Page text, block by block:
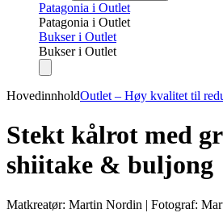
Patagonia i Outlet
Patagonia i Outlet
Bukser i Outlet
Bukser i Outlet
HovedinnholdOutlet – Høy kvalitet til
Stekt kålrot med
shiitake & buljong
Matkreatør: Martin Nordin | Fotograf: